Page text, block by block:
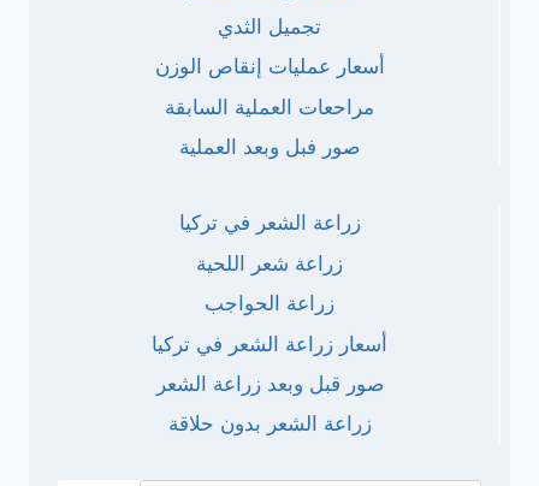
تجميل الثدي
أسعار عمليات إنقاص الوزن
مراحعات العملية السابقة
صور فبل وبعد العملية
زراعة الشعر في تركيا
زراعة شعر اللحية
زراعة الحواجب
أسعار زراعة الشعر في تركيا
صور قبل وبعد زراعة الشعر
زراعة الشعر بدون حلاقة